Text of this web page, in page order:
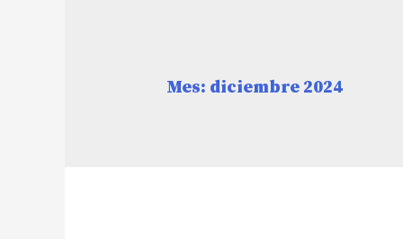
Mes: diciembre 2024